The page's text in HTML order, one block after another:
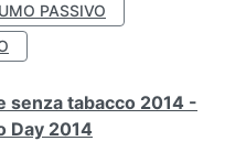
PASSIVO
senza tabacco 2014 -
Day 2014